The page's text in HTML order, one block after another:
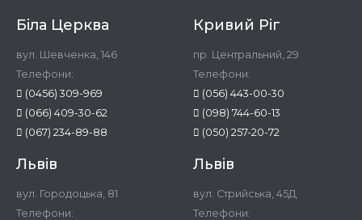
Біла Церква
вул. Шевченка, 146
Телефони:
(0456) 309-969
(066) 409-30-62
(067) 234-89-88
Кривий Ріг
пр. Центральний, 29
Телефони:
(056) 443-00-30
(098) 744-60-13
(050) 257-20-72
Львів
вул. Городоцька, 81
Телефони:
Львів
вул. Стрийська, 45Д
Телефони: